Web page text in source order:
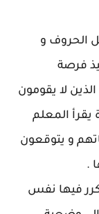
الحروف و
فرصة
لا يقومون
يقرأ المعلم
و يتوقعون
.
فيها نفس